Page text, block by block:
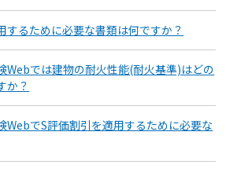
するために必要な書類は何ですか？
Webでは建物の耐火性能(耐火基準)はどの
か？
WebでS評価割引を適用するために必要な